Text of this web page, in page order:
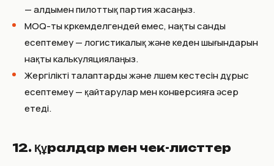
— алдымен пилоттық партия жасаңыз.
MOQ-ты көркемделгендей емес, нақты санды
есептемеу — логистикалық және кеден шығындарын
нақты калькуляциялаңыз.
Жергілікті талаптарды және өлшем кестесін дұрыс
есептемеу — қайтарулар мен конверсияға әсер
етеді.
12. Құралдар мен чек-листтер